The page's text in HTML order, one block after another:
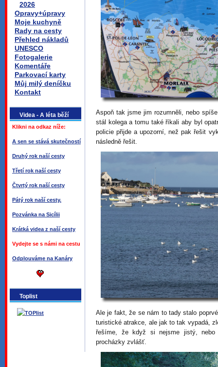
2026
Opravy+úpravy
Moje kuchyně
Rady na cesty
Přehled nákladů
UNESCO
Fotogalerie
Komentáře
Parkovací karty
Můj milý deníčku
Kontakt
Videa - A léta běží
Klikni na odkaz níže:
A sen se stává skutečností
Druhý rok naší cesty
Třetí rok naší cesty
Čtvrtý rok naší cesty
Pátý rok naší cesty.
Pozvánka na Sicílii
Krátká videa z naší cesty
Vydejte se s námi na cestu
Odplouváme na Kanáry
Toplist
Aspoň tak jsme jim rozumněli, nebo
stál kolega a tomu také říkali aby byl
policie přijde a upozorní, než pak řešit
následně řešit.
Ale je fakt, že se nám to tady stalo
turistické atrakce, ale jak to tak vypadá,
řešíme, že když si nejsme jistý, nebo
procházky zvlášť.